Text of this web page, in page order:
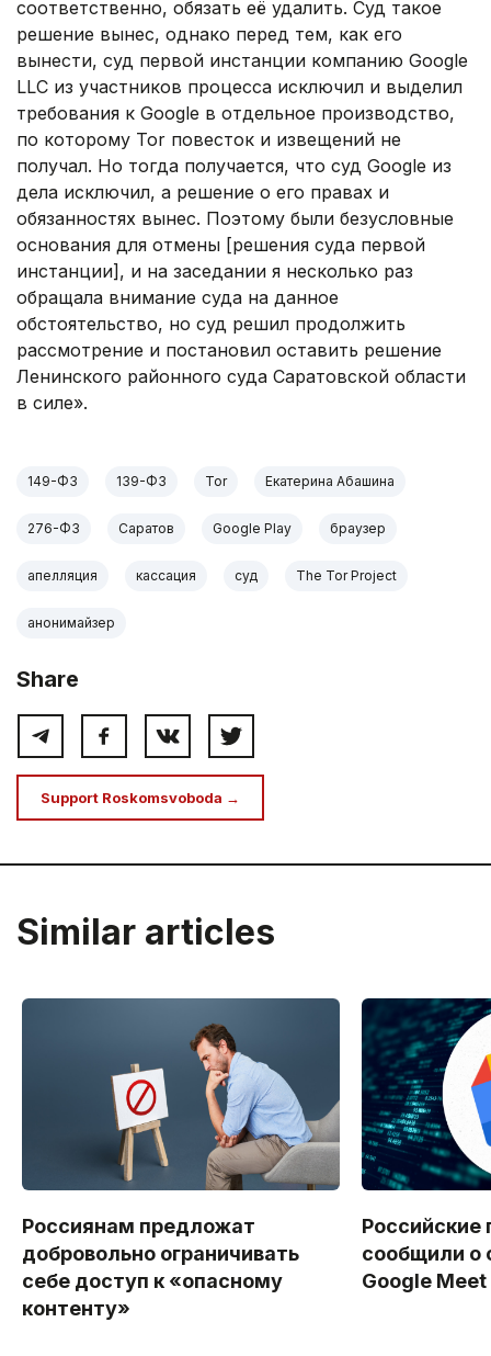
соответственно, обязать её удалить. Суд такое
решение вынес, однако перед тем, как его
вынести, суд первой инстанции компанию Google
LLC из участников процесса исключил и выделил
требования к Google в отдельное производство,
по которому Tor повесток и извещений не
получал. Но тогда получается, что суд Google из
дела исключил, а решение о его правах и
обязанностях вынес. Поэтому были безусловные
основания для отмены [решения суда первой
инстанции], и на заседании я несколько раз
обращала внимание суда на данное
обстоятельство, но суд решил продолжить
рассмотрение и постановил оставить решение
Ленинского районного суда Саратовской области
в силе».
149-ФЗ 139-ФЗ Tor Екатерина Абашина
276-ФЗ Саратов Google Play браузер
апелляция кассация суд The Tor Project
анонимайзер
Share
Support Roskomsvoboda →
Similar articles
Россиянам предложат
добровольно ограничивать
себе доступ к «опасному
контенту»
Российские
сообщили о
Google Meet